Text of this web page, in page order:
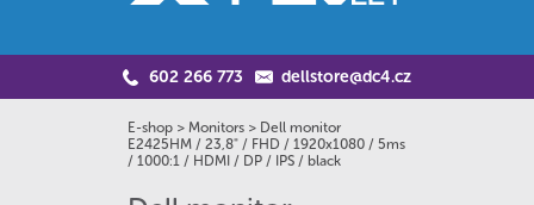
602 266 773 dellstore@dc4.cz
E-shop > Monitors > Dell monitor
E2425HM / 23,8" / FHD / 1920x1080 / 5ms
/ 1000:1 / HDMI / DP / IPS / black